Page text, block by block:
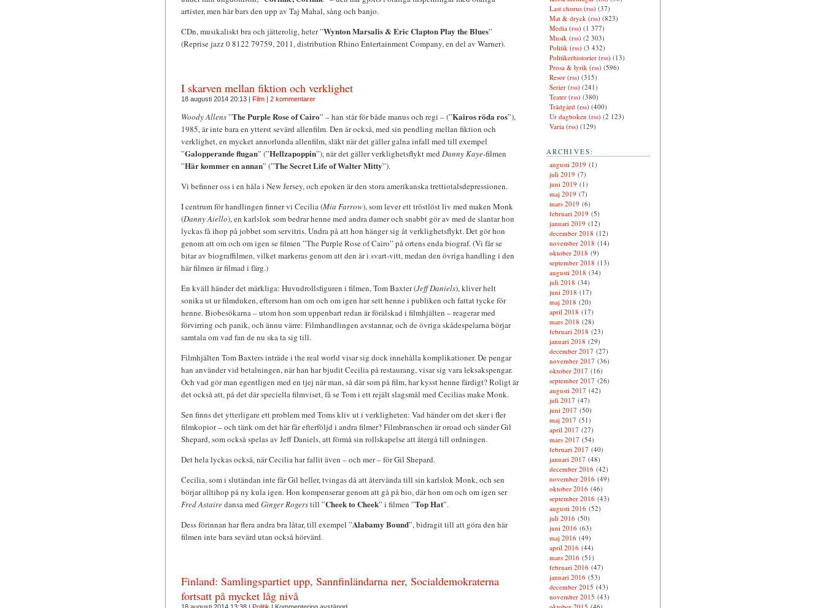
artister, men här bars den upp av Taj Mahal, sång och banjo.
CDn, musikaliskt bra och jätterolig, heter ”Wynton Marsalis & Eric Clapton Play the Blues”
(Reprise jazz 0 8122 79759, 2011, distribution Rhino Entertainment Company, en del av Warner).
I skarven mellan fiktion och verklighet
18 augusti 2014 20:13 | Film| 2 kommentarer
Woody Allens”The Purple Rose of Cairo” – han står för både manus och regi – (”Kairos röda ros”),
1985, är inte bara en ytterst sevärd allenfilm. Den är också, med sin pendling mellan fiktion och
verklighet, en mycket annorlunda allenfilm, släkt när det gäller galna infall med till exempel
”Galopperande flugan” (”Hellzapoppin”), när det gäller verklighetsflykt med Danny Kaye-filmen
”Här kommer en annan” (”The Secret Life of Walter Mitty”).
Vi befinner oss i en håla i New Jersey, och epoken är den stora amerikanska trettiotalsdepressionen.
I centrum för handlingen finner vi Cecilia (Mia Farrow), som lever ett tröstlöst liv med maken Monk
(Danny Aiello), en karlslok som bedrar henne med andra damer och snabbt gör av med de slantar hon
lyckas få ihop på jobbet som servitris. Undra på att hon hänger sig åt verklighetsflykt. Det gör hon
genom att om och om igen se filmen ”The Purple Rose of Cairo” på ortens enda biograf. (Vi får se
bitar av biograffilmen, vilket markeras genom att den är i svart-vitt, medan den övriga handling i den
här filmen är filmad i färg.)
En kväll händer det märkliga: Huvudrollsfiguren i filmen, Tom Baxter (Jeff Daniels), kliver helt
sonika ut ur filmduken, eftersom han om och om igen har sett henne i publiken och fattat tycke för
henne. Biobesökarna – utom hon som uppenbart redan är förälskad i filmhjälten – reagerar med
förvirring och panik, och ännu värre: Filmhandlingen avstannar, och de övriga skådespelarna börjar
samtala om vad fan de nu ska ta sig till.
Filmhjälten Tom Baxters inträde i the real world visar sig dock innehålla komplikationer. De pengar
han använder vid betalningen, när han har bjudit Cecilia på restaurang, visar sig vara leksakspengar.
Och vad gör man egentligen med en tjej när man, så där som på film, har kysst henne färdigt? Roligt är
det också att, på det där speciella filmviset, få se Tom i ett rejält slagsmål med Cecilias make Monk.
Sen finns det ytterligare ett problem med Toms kliv ut i verkligheten: Vad händer om det sker i fler
filmkopior – och tänk om det här får efterföljd i andra filmer? Filmbranschen är oroad och sänder Gil
Shepard, som också spelas av Jeff Daniels, att förmå sin rollskapelse att återgå till ordningen.
Det hela lyckas också, när Cecilia har fallit även – och mer – för Gil Shepard.
Cecilia, som i slutändan inte får Gil heller, tvingas då att återvända till sin karlslok Monk, och sen
börjar alltihop på ny kula igen. Hon kompenserar genom att gå på bio, där hon om och om igen ser
Fred Astairedansa med Ginger Rogerstill ”Cheek to Cheek” i filmen ”Top Hat”.
Dess förinnan har flera andra bra låtar, till exempel ”Alabamy Bound”, bidragit till att göra den här
filmen inte bara sevärd utan också hörvärd.
Finland: Samlingspartiet upp, Sannfinländarna ner, Socialdemokraterna
fortsatt på mycket låg nivå
Last chorus(rss) (37)
Mat & dryck(rss) (823)
Media(rss) (1 377)
Musik(rss) (2 303)
Politik(rss) (3 432)
Politikerhistorier(rss) (13)
Prosa & lyrik(rss) (596)
Resor(rss) (315)
Serier(rss) (241)
Teater(rss) (380)
Trädgård(rss) (400)
Ur dagboken (rss) (2 123)
Varia(rss) (129)
ARCHIVES:
augusti 2019 (1)
juli 2019 (7)
juni 2019 (1)
maj 2019 (7)
mars 2019 (6)
februari 2019 (5)
januari 2019 (12)
december 2018 (12)
november 2018 (14)
oktober 2018 (9)
september 2018 (13)
augusti 2018 (34)
juli 2018 (34)
juni 2018 (17)
maj 2018 (20)
april 2018 (17)
mars 2018 (28)
februari 2018 (23)
januari 2018 (29)
december 2017 (27)
november 2017 (36)
oktober 2017 (16)
september 2017 (26)
augusti 2017 (42)
juli 2017 (47)
juni 2017 (50)
maj 2017 (51)
april 2017 (27)
mars 2017 (54)
februari 2017 (40)
januari 2017 (48)
december 2016(42)
november 2016(49)
oktober 2016(46)
september 2016(43)
augusti 2016(52)
juli 2016(50)
juni 2016(63)
maj 2016(49)
april 2016(44)
mars 2016(51)
februari 2016(47)
januari 2016(53)
december 2015 (43)
november 2015 (43)